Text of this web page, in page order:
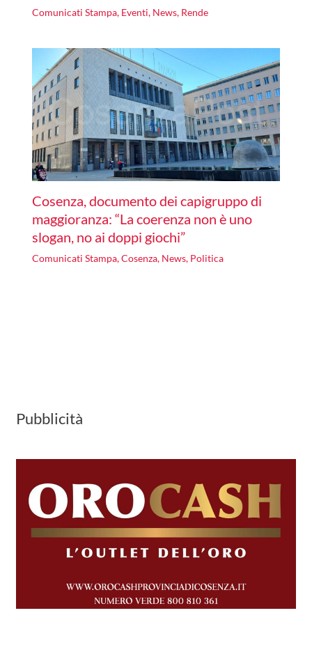
Comunicati Stampa, Eventi, News, Rende
Cosenza, documento dei capigruppo di
maggioranza: “La coerenza non è uno
slogan, no ai doppi giochi”
Comunicati Stampa,Cosenza, News, Politica
Pubblicità